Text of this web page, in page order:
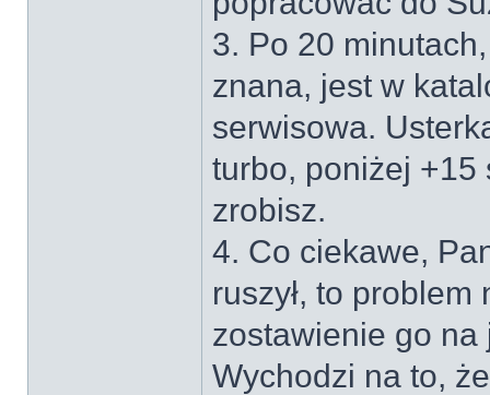
3. Po 20
znana, jest w
serwisowa.
turbo, poniżej +15
zrobisz.
4. Co ciekawe,
ruszył, to
zostawienie go na
Wychodzi na to,